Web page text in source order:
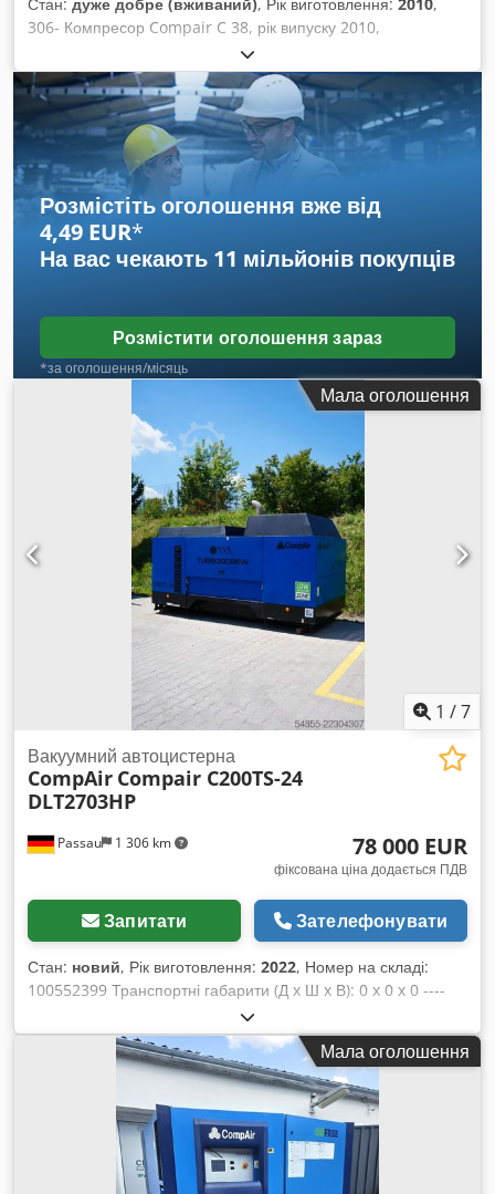
306- Компресор Compair C 38, рік випуску 2010,
напрацювання 144 мотогодин, серійний номер
WCA1C2807A1A40135, об’ємна подача: 3,8 м³, наявні
загальне схвалення типу (ABE) та техпаспорт, технічний
огляд до 12.2022, тягове пристосування для легкових і
вантажних автомобілів, 4-циліндровий дизельний двигун
Cummins, робочий тиск регульований від 7 до 10 бар.
Dedeibhwyepfx Ai Iswa
Розмістіть оголошення вже від
4,49 EUR*
На вас чекають 11 мільйонів покупців
Розмістити оголошення зараз
*за оголошення/місяць
Мала оголошення
1 /7
Passau 1 306 km
Вакуумний автоцистерна
CompAir Compair C200TS-24
DLT2703HP
78 000 EUR
фіксована ціна додається ПДВ
Запитати Зателефонувати
Стан: новий, Рік виготовлення: 2022, Номер на складі:
100552399 Транспортні габарити (Д x Ш x В): 0 x 0 x 0 ----
Надійний, електронно керований двигун Cummins,
оснащений системою доочищення вихлопних газів
(SCRT®), відповідає всім нормативним вимогам етапу V
згідно з (EU) 2016/1628. Система SCRT® Великий дизельний
бак і бак для сечовини (AdBlue) Запатентована попередня
компресія повітря за допомогою додаткового
турбокомпресора Серійний попередній фільтр палива з
водовідділювачем Серійний клапан регулювання
Мала оголошення